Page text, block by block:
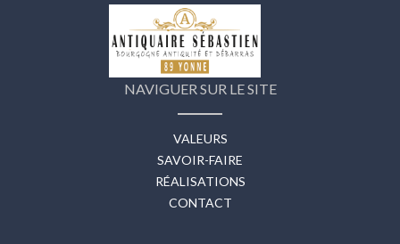
NAVIGUER SUR LE SITE
VALEURS
SAVOIR-FAIRE
RÉALISATIONS
CONTACT